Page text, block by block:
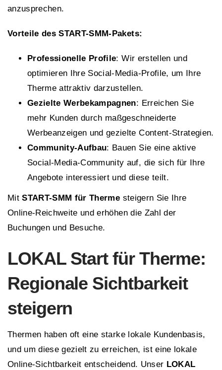
anzusprechen.
Vorteile des START-SMM-Pakets:
Professionelle Profile: Wir erstellen und
optimieren Ihre Social-Media-Profile, um Ihre
Therme attraktiv darzustellen.
Gezielte Werbekampagnen: Erreichen Sie
mehr Kunden durch maßgeschneiderte
Werbeanzeigen und gezielte Content-Strategien.
Community-Aufbau: Bauen Sie eine aktive
Social-Media-Community auf, die sich für Ihre
Angebote interessiert und diese teilt.
MitSTART-SMM für Therme steigern Sie Ihre
Online-Reichweite und erhöhen die Zahl der
Buchungen und Besuche.
LOKALStart für Therme:
Regionale Sichtbarkeit
steigern
Thermen haben oft eine starke lokale Kundenbasis,
und um diese gezielt zu erreichen, ist eine lokale
Online-Sichtbarkeit entscheidend. Unser LOKAL